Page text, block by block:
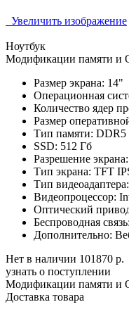
Увеличить изображение
Ноутбук
Модификации памяти и
Размер экрана: 14"
Операционная
Количество ядер
Размер
Тип памяти: DDR5
SSD: 512 Гб
Разрешение экрана:
Тип экрана: TFT
Тип видеоадаптера:
Видеопроцессор:
Оптический
Беспроводная связь:
Дополнительно:
Нет в наличии 101870 р.
узнать о поступлении
Модификации памяти и
Доставка товара